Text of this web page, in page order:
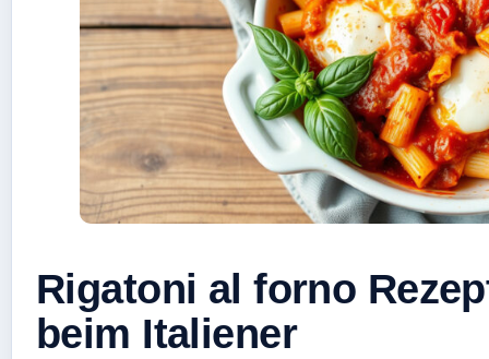
Rigatoni al forno
beim Italiener